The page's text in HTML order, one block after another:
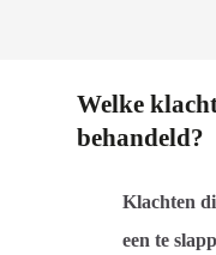
Welke
behandeld?
Klachten
een te